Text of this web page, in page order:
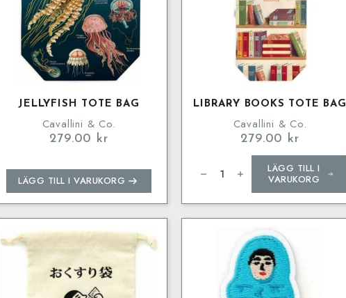
JELLYFISH TOTE BAG
Cavallini & Co.
279.00 kr
LÄGG TILL I VARUKORG
LIBRARY BOOKS TOTE BAG
Cavallini & Co.
279.00 kr
Books
Tote
LÄGG TILL I
VARUKORG